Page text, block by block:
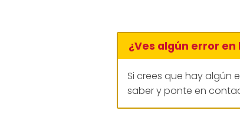
¿Ves algún error
Si crees que hay algún
saber y ponte en